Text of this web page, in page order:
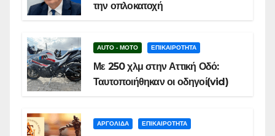
την οπλοκατοχή
AUTO - MOTO ΕΠΙΚΑΙΡΟΤΗΤΑ
Με 250 χλμ στην Αττική Οδό:
Ταυτοποιήθηκαν οι οδηγοί(vid)
ΑΡΓΟΛΙΔΑ ΕΠΙΚΑΙΡΟΤΗΤΑ